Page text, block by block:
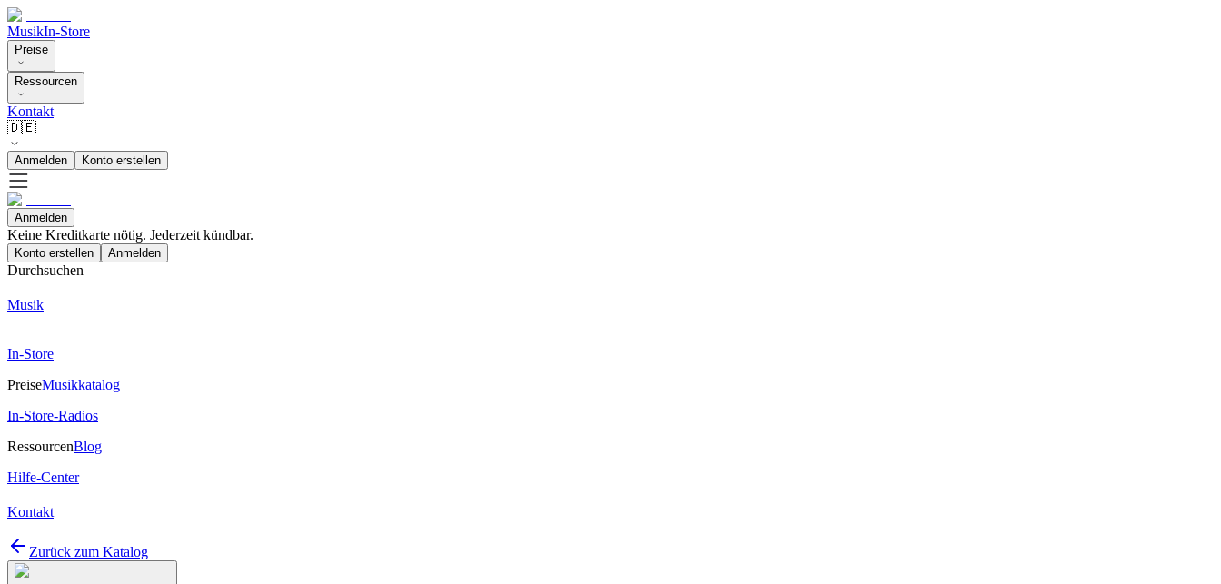
MusikIn-Store
Preise
Ressourcen
Kontakt
🇩🇪
Anmelden Konto erstellen
Anmelden
Keine Kreditkarte nötig. Jederzeit kündbar.
Konto erstellen Anmelden
Durchsuchen
Musik
In-Store
PreiseMusikkatalog
In-Store-Radios
RessourcenBlog
Hilfe-Center
Kontakt
Zurück zum Katalog